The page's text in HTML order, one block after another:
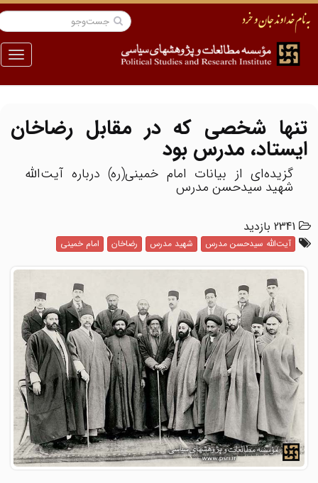
منو
تنها شخصی که در مقابل رضاخان
ایستاد، مدرس بود
گزیده‌ای از بیانات امام خمینی(ره) درباره آیت‌الله
شهید سیدحسن مدرس
2341 بازدید
آیت‌الله سیدحسن مدرس شهید مدرس رضاخان امام خمینی